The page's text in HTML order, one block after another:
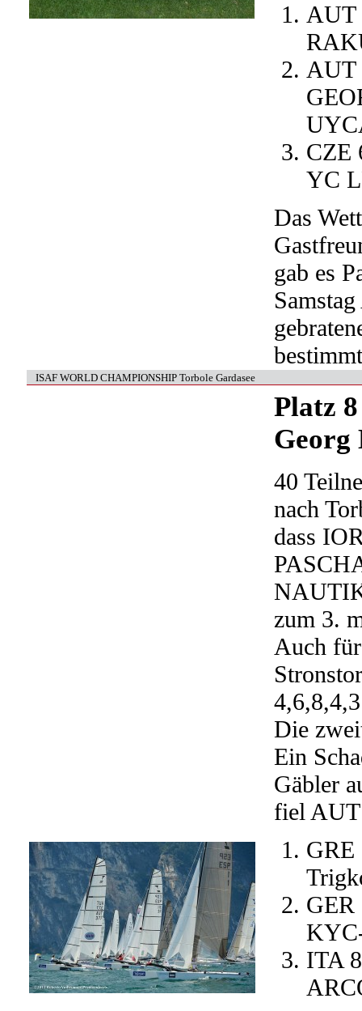
AUT
AUT
CZE
YC
Das
gab es
ISAF WORLD CHAMPIONSHIP Torbole Gardasee
Platz
Georg
40
nach
dass
zum 3.
Auch
Die
Ein
Gäbler
fiel AUT
GRE
GER
ITA